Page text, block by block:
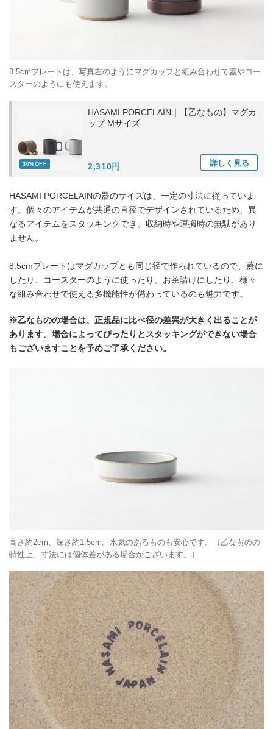
8.5cmプレートは、写真左のようにマグカップと組み合わせて蓋やコー
スターのようにも使えます。
30%OFF
HASAMI PORCELAIN｜【乙なもの】マグカ
ップ Mサイズ
2,310円 詳しく 見る
HASAMI PORCELAINの器のサイズは、一定の寸法に従っていま
す。個々のアイテムが共通の直径でデザインされているため、異
なるアイテムをスタッキングでき、収納時や運搬時の無駄があり
ません。
8.5cmプレートはマグカップとも同じ径で作られているので、蓋に
したり、コースターのように使ったり、お茶請けにしたり、様々
な組み合わせで使える多機能性が備わっているのも魅力です。
※乙なものの場合は、正規品に比べ径の差異が大きく出ることが
あります。場合によってぴったりとスタッキングができない場合
もございますことを予めご了承ください。
高さ約2cm、深さ約1.5cm。水気のあるものも安心です。（乙なものの
特性上、寸法には個体差がある場合がございます。）